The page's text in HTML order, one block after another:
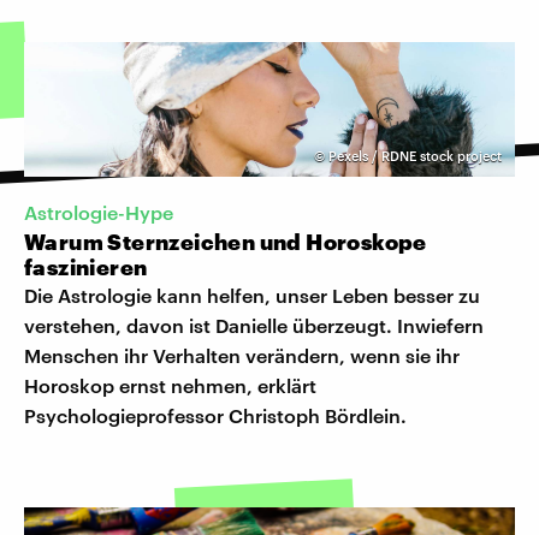
©Pexels / RDNE stock project
Astrologie-Hype
Warum Sternzeichen und Horoskope
faszinieren
Die Astrologie kann helfen, unser Leben besser zu
verstehen, davon ist Danielle überzeugt. Inwiefern
Menschen ihr Verhalten verändern, wenn sie ihr
Horoskop ernst nehmen, erklärt
Psychologieprofessor Christoph Bördlein.